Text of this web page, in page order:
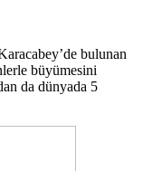
bulunan
büyümesini
da dünyada 5